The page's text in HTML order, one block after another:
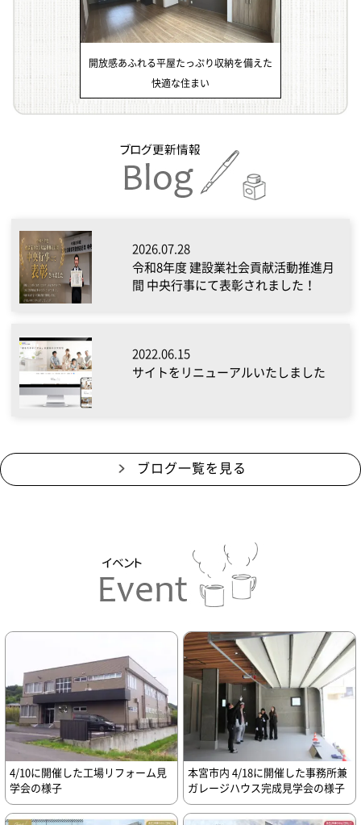
開放感あふれる平屋たっぷり収納を備えた
快適な住まい
2026.07.28
令和8年度 建設業社会貢献活動推進月
間 中央行事にて表彰されました！
2022.06.15
サイトをリニューアルいたしました
ブログ一覧を見る
4/10に開催した工場リフォーム見
学会の様子
本宮市内 4/18に開催した事務所兼
ガレージハウス完成見学会の様子